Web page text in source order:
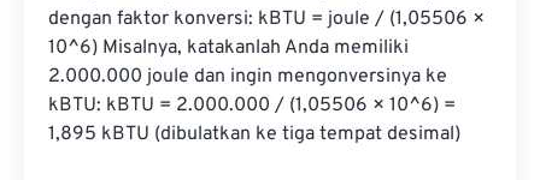
dengan faktor konversi: kBTU = joule / (1,05506 ×
10^6) Misalnya, katakanlah Anda memiliki
2.000.000 joule dan ingin mengonversinya ke
kBTU: kBTU = 2.000.000 / (1,05506 × 10^6) =
1,895 kBTU (dibulatkan ke tiga tempat desimal)